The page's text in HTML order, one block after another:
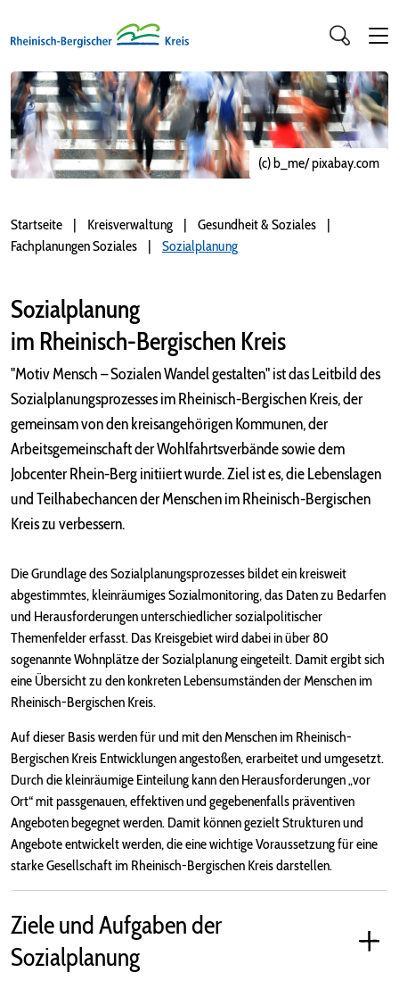
(c) b_me/ pixabay.com
Startseite Kreisverwaltung
Gesundheit & Soziales
Fachplanungen Soziales
Sozialplanung
Sozialplanung
im Rheinisch-Bergischen Kreis
"Motiv Mensch – Sozialen Wandel gestalten" ist das Leitbild des
Sozialplanungsprozesses im Rheinisch-Bergischen Kreis, der
gemeinsam von den kreisangehörigen Kommunen, der
Arbeitsgemeinschaft der Wohlfahrtsverbände sowie dem
Jobcenter Rhein-Berg initiiert wurde. Ziel ist es, die Lebenslagen
und Teilhabechancen der Menschen im Rheinisch-Bergischen
Kreis zu verbessern.
Die Grundlage des Sozialplanungsprozesses bildet ein kreisweit
abgestimmtes, kleinräumiges Sozialmonitoring, das Daten zu Bedarfen
und Herausforderungen unterschiedlicher sozialpolitischer
Themenfelder erfasst. Das Kreisgebiet wird dabei in über 80
sogenannte Wohnplätze der Sozialplanung eingeteilt. Damit ergibt sich
eine Übersicht zu den konkreten Lebensumständen der Menschen im
Rheinisch-Bergischen Kreis.
Auf dieser Basis werden für und mit den Menschen im Rheinisch-
Bergischen Kreis Entwicklungen angestoßen, erarbeitet und umgesetzt.
Durch die kleinräumige Einteilung kann den Herausforderungen „vor
Ort“ mit passgenauen, effektiven und gegebenenfalls präventiven
Angeboten begegnet werden. Damit können gezielt Strukturen und
Angebote entwickelt werden, die eine wichtige Voraussetzung für eine
starke Gesellschaft im Rheinisch-Bergischen Kreis darstellen.
Ziele und Aufgaben der
Sozialplanung